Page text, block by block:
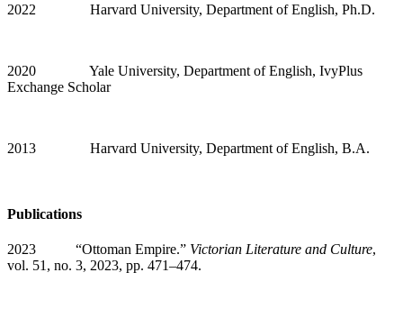
2022 Harvard University, Department of English, Ph.D.
2020 Yale University, Department of English, IvyPlus
Exchange Scholar
2013 Harvard University, Department of English, B.A.
Publications
2023 “Ottoman Empire.” Victorian Literature and Culture,
vol. 51, no. 3, 2023, pp. 471–474.